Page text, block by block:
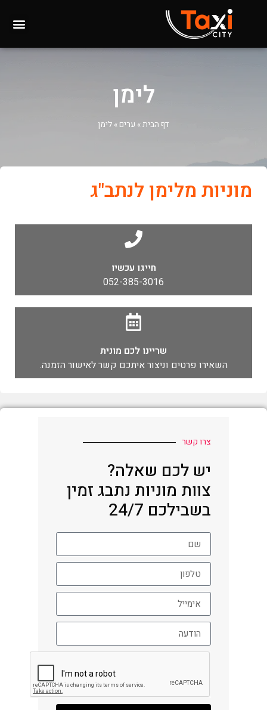
לימן
דף הבית» ערים » לימן
מוניות מלימן לנתב"ג
חייגו עכשיו
052-385-3016
שריינו לכם מונית
השאירו פרטים וניצור איתכם קשר לאישור הזמנה.
צרו קשר
יש לכם שאלה?
צוות מוניות נתבג זמין
בשבילכם 24/7